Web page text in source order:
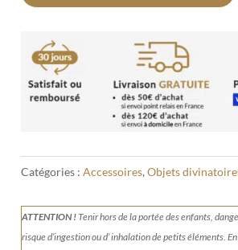
Catégories :Accessoires,Objets
ATTENTION !Tenirhors de la portée des enfants,
risque d’ingestion ou d’ inhalation de petits éléments.